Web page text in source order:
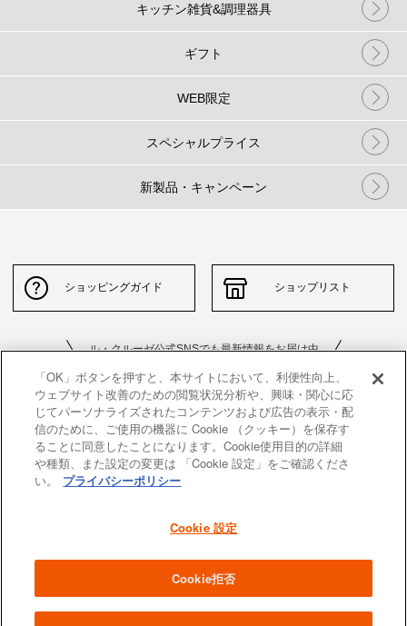
キッチン雑貨&調理器具
ギフト
WEB限定
スペシャルプライス
新製品・キャンペーン
ショッピングガイド ショップリスト
ル・クルーゼ公式SNSでも最新情報をお届け中
お問い合わせ サイトポリシー
「OK」ボタンを押すと、本サイトにおいて、利便性向上、
ウェブサイト改善のための閲覧状況分析や、興味・関心に応
じてパーソナライズされたコンテンツおよび広告の表示・配
信のために、ご使用の機器に Cookie （クッキー）を保存す
ることに同意したことになります。Cookie使用目的の詳細
や種類、また設定の変更は 「Cookie 設定」をご確認くださ
い。
プライバシーポリシー
Cookie 設定
Cookie拒否